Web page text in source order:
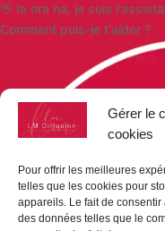
Gérer le
cookies
Pour offrir les meilleures
telles que les cookies pour
appareils. Le fait de
des données telles que le
👋 Ia ora na, je suis
Comment puis-je t'aider ?